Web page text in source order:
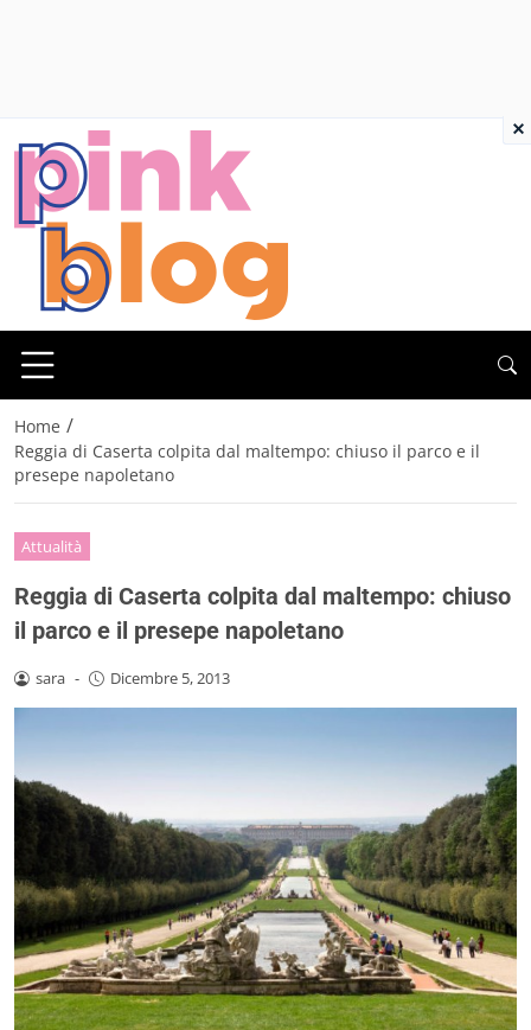
Home /
Reggia di Caserta colpita dal maltempo: chiuso il parco e il
presepe napoletano
Attualità
Reggia di Caserta colpita dal maltempo: chiuso
il parco e il presepe napoletano
sara - Dicembre 5, 2013
×